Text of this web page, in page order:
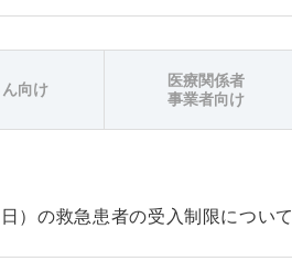
向け
医療関係者
事業者向け
）の救急患者の受入制限について